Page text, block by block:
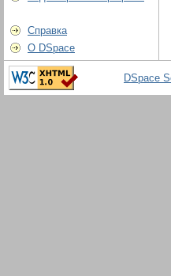
Справка
О DSpace
DSpace